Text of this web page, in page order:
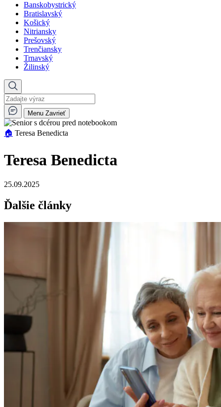
Banskobystrický
Bratislavský
Košický
Nitriansky
Prešovský
Trenčiansky
Trnavský
Žilinský
Menu Zavrieť
🏠︎ Teresa Benedicta
Teresa Benedicta
25.09.2025
Ďalšie články